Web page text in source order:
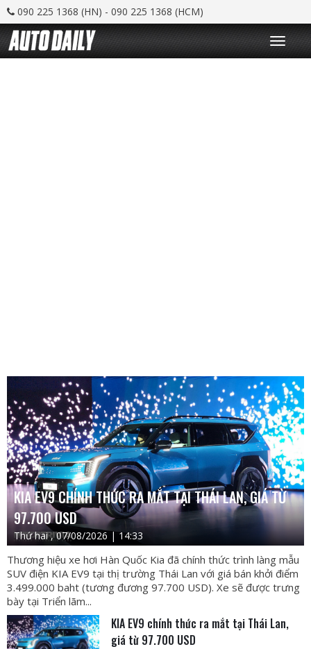
090 225 1368 (HN) - 090 225 1368 (HCM)
T
o
g
KIA EV9 CHÍNH THỨC RA MẮT TẠI THÁI LAN, GIÁ TỪ
97.700 USD
Thứ hai , 07/08/2026 | 14:33
Thương hiệu xe hơi Hàn Quốc Kia đã chính thức trình làng mẫu
SUV điện KIA EV9 tại thị trường Thái Lan với giá bán khởi điểm
3.499.000 baht (tương đương 97.700 USD). Xe sẽ được trưng
bày tại Triển lãm...
KIA EV9 chính thức ra mắt tại Thái Lan,
giá từ 97.700 USD